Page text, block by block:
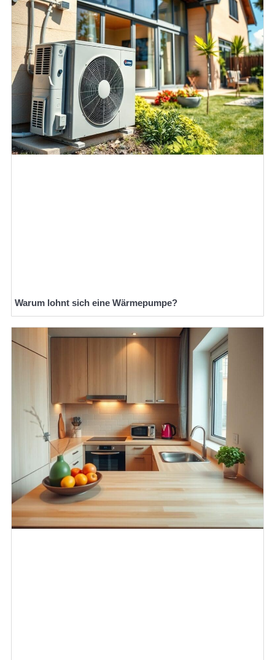
Warum lohnt sich eine Wärmepumpe?